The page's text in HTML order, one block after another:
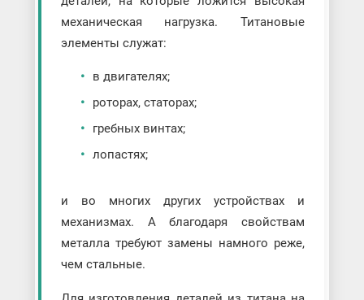
механическая нагрузка. Титановые
элементы служат:
в двигателях;
роторах, статорах;
гребных винтах;
лопастях;
и во многих других устройствах и
механизмах. А благодаря свойствам
металла требуют замены намного реже,
чем стальные.